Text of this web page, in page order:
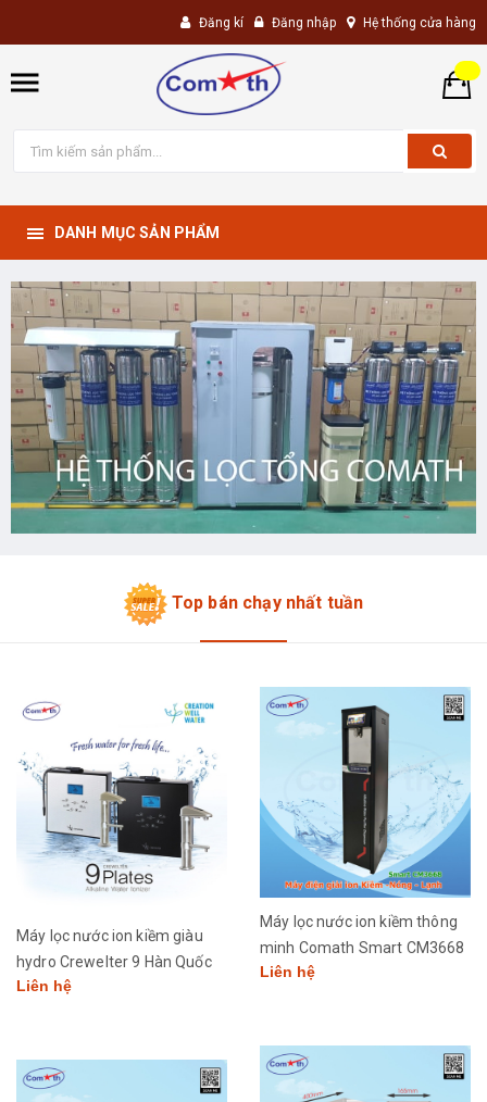
Đăng kí Đăng nhập Hệ thống cửa hàng
DANH MỤC SẢN PHẨM
Top bán chạy nhất tuần
Máy lọc nước ion kiềm giàu
hydro Crewelter 9 Hàn Quốc
Liên hệ
Máy lọc nước ion kiềm thông
minh Comath Smart CM3668
Liên hệ